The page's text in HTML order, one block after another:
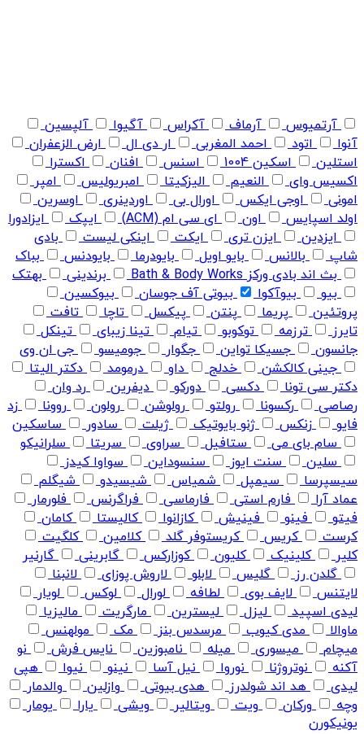
آرتمیوس آرماف آکراس آگیوا
آلپسین
آنوا
اتود احمد المغربی ار دی ال
ارض الزعفران
استلین
اسکین 1004 اسنس افنان
اکسترا
اکسیس وای
النعیم الیزکیتا امبریولیس
امپر
امونی
اوجی ایکس اورال بی اوردینری
اوسرین
اولد اسپایس
اون ای سی ام (ACM) ایپک
ایزادورا
ایزدین
ایزن تری ایکت اینکی لیست
بادی
شاپ
بالانس بایو اویل بایودرما بایودنس
بباک
بث اند بادی ورکز Bath & Body Works
برندینی
بهتک
بیو
بیوآکوا بیوتی آف جوسان
بیوکسین
پروتئین
پریما پنتن پیکسل تاچا
تافت
تایرز
ترزمه توکوبو تیام تینا زیبای
تینکل
جانسون
جسیکا تواین جگوار جومیسو
جی ان وی
جینی کالکشن
خدلج داو درمومد
دکتر الیتا
دکتر سی تونا
دکسی دورکو دیفرین
رد وان
رصاصی
رکسونا رولتو رولوشن رولون روونا
زد
فایو
زنکس ژنو بایوتیک ژیلت سادور
ساسکین
سام بای می
ستافیل سراوی سریتا
سلرانیکو
سلین
سنت ایوز سنسوداین
سواوا کیدز
سیسپرسا
سیمپل شمیاس شیسیدو
شیگلم
عماد آرا
فارم استی فارماسی فراگرنس
فلورمار
فیتو
فینو فینیش کازانوا کالیستا
کامان
کرست
کریس کریستوفر گلد کلامین
کلگیت
کلیر
کلینیک کلیون کوزارکس گابرینی
گارنیر
گلدن رز
گلیس لابلو لاروش پوزای
لانبنا
لایتنس
لایف بوی لطافه لورال لوکس
لویار
لیدی اسپید
لیزل لیسترین مارگریت
مالیزیا
ماوالا
مدی کیوب مرسدس بنز مک
مولهنس
میچام
میسوری میله نامبوزین نایس فرش
نو
آکنه
نوتروژنا نوروا نیل آسا نینو نیوا
هپی
لیدی
هد اند شولدرز هدی بیوتی وازلین
والدمار
وچه
ورکان ویت ویتالیر ویشی یارا
یومار
یونیکورن